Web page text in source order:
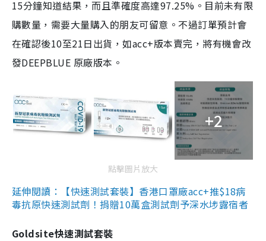
15分鐘知道結果，而且準確度高達97.25%。目前未有限
購數量，需要大量購入的朋友可留意。不過訂單預計會
在確認後10至21日出貨，如acc+版本賣完，將有機會改
發DEEPBLUE 原廠版本。
+2
點擊圖片放大
延伸閱讀：【快速測試套裝】香港口罩廠acc+推$18病
毒抗原快速測試劑！捐贈10萬盒測試劑予深水埗露宿者
Goldsite快速測試套裝